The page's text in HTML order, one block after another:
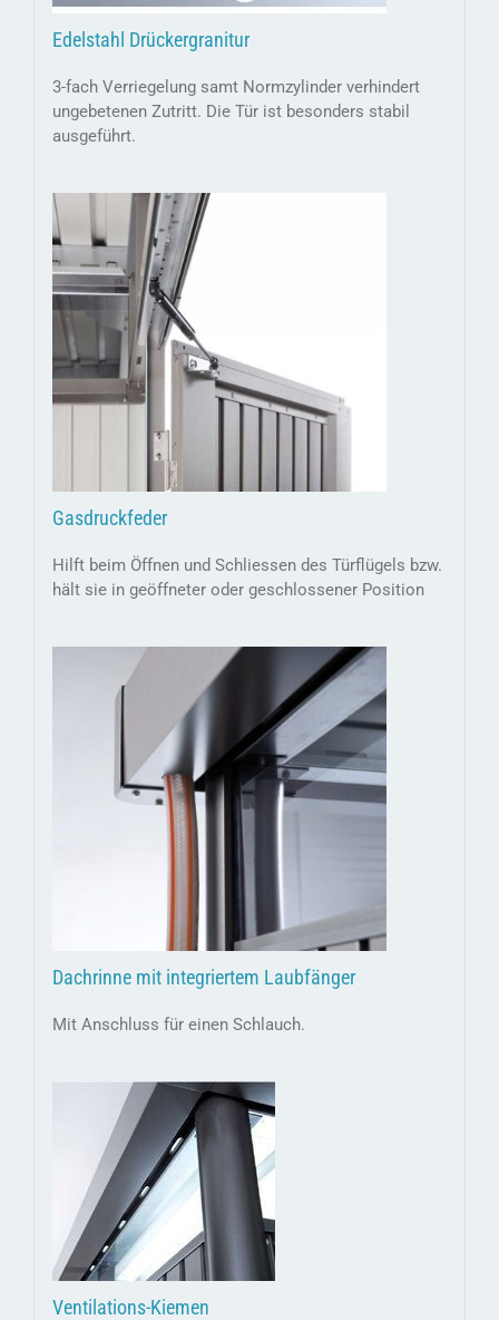
Edelstahl Drückergranitur
3-fach Verriegelung samt Normzylinder verhindert
ungebetenen Zutritt. Die Tür ist besonders stabil
ausgeführt.
Gasdruckfeder
Hilft beim Öffnen und Schliessen des Türflügels bzw.
hält sie in geöffneter oder geschlossener Position
Dachrinne mit integriertem Laubfänger
Mit Anschluss für einen Schlauch.
Ventilations-Kiemen